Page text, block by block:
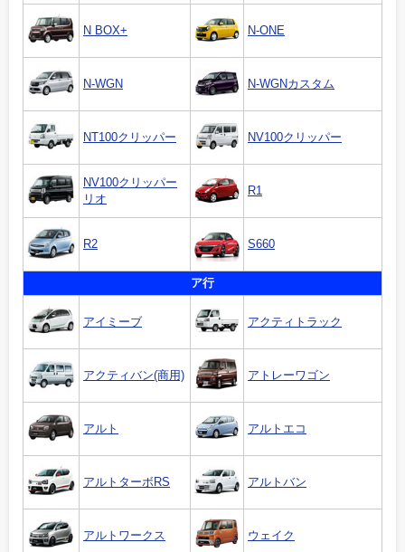
N BOX+ N-ONE
N-WGN N-WGNカスタム
NT100クリッパー NV100クリッパー
NV100クリッパー
リオ
R1
R2 S660
ア行
アイミーブ アクティトラック
アクティバン(商用) アトレーワゴン
アルト アルトエコ
アルトターボRS アルトバン
アルトワークス ウェイク